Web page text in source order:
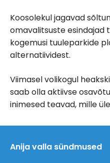
Koosolekul jagavad
omavalitsuste esindajad
kogemusi tuuleparkide
alternatiividest.
Viimasel volikogul
saab olla aktiivse
inimesed teavad, mille
Anija valla sündmused